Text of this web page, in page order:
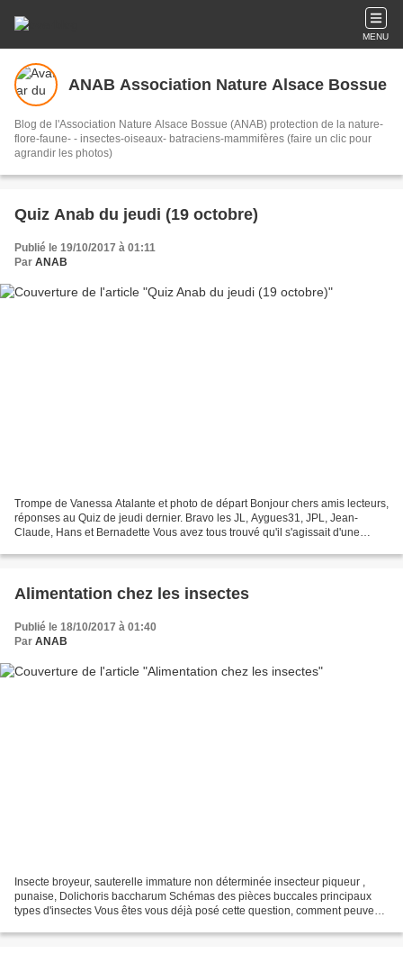
MENU
ANAB Association Nature Alsace Bossue
Blog de l'Association Nature Alsace Bossue (ANAB) protection de la nature-
flore-faune- - insectes-oiseaux- batraciens-mammifères (faire un clic pour
agrandir les photos)
Quiz Anab du jeudi (19 octobre)
Publié le 19/10/2017 à 01:11
Par ANAB
Trompe de Vanessa Atalante et photo de départ Bonjour chers amis lecteurs,
réponses au Quiz de jeudi dernier. Bravo les JL, Aygues31, JPL, Jean-
Claude, Hans et Bernadette Vous avez tous trouvé qu'il s'agissait d'une
Alimentation chez les insectes
Publié le 18/10/2017 à 01:40
Par ANAB
Insecte broyeur, sauterelle immature non déterminée insecteur piqueur ,
punaise, Dolichoris baccharum Schémas des pièces buccales principaux
types d'insectes Vous êtes vous déjà posé cette question, comment peuvent-